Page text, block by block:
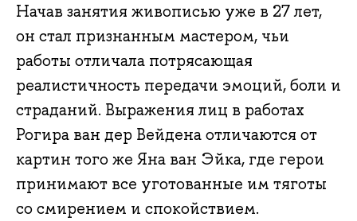
Начав занятия живописью уже в 27 лет,
он стал признанным мастером, чьи
работы отличала потрясающая
реалистичность передачи эмоций, боли и
страданий. Выражения лиц в работах
Рогира ван дер Вейдена отличаются от
картин того же Яна ван Эйка, где герои
принимают все уготованные им тяготы
со смирением и спокойствием.